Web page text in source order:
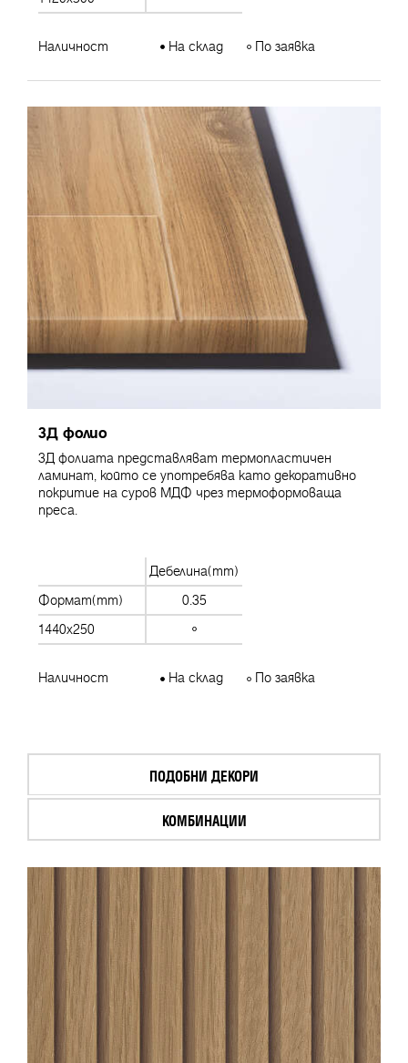
Наличност На склад По заявка
3Д фолио
3Д фолиата представляват термопластичен
ламинат, който се употребява като декоративно
покритие на суров МДФ чрез термоформоваща
преса.
Дебелина(mm)
Формат(mm)
0.35
1440x250
Наличност На склад По заявка
ПОДОБНИ ДЕКОРИ
КОМБИНАЦИИ